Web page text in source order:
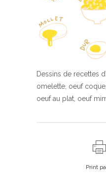
Dessins de recettes
omelette, oeuf
oeuf au plat, oeuf
Print